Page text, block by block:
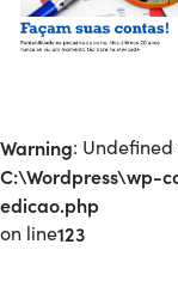
Warning:
C:\Wordpress\wp-
edicao.php
on line123